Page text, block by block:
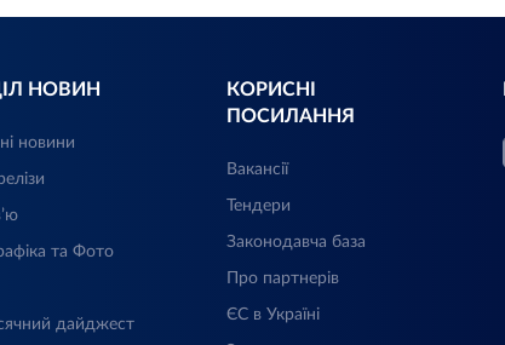
НОВИН
новини
та Фото
дайджест
КОРИСНІ
ПОСИЛАННЯ
Вакансії
Тендери
Законодавча база
Про партнерів
ЄС в Україні